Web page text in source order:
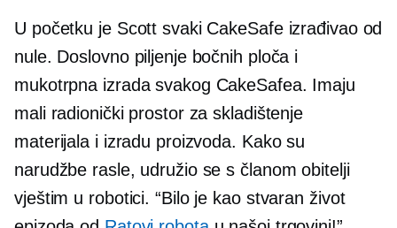
U početku je Scott svaki CakeSafe izrađivao od
nule. Doslovno piljenje bočnih ploča i
mukotrpna izrada svakog CakeSafea. Imaju
mali radionički prostor za skladištenje
materijala i izradu proizvoda. Kako su
narudžbe rasle, udružio se s članom obitelji
vještim u robotici. “Bilo je kao stvaran život